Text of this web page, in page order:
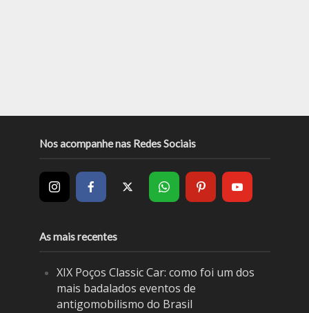
Nos acompanhe nas Redes Sociais
As mais recentes
XIX Poços Classic Car: como foi um dos
mais badalados eventos de
antigomobilismo do Brasil